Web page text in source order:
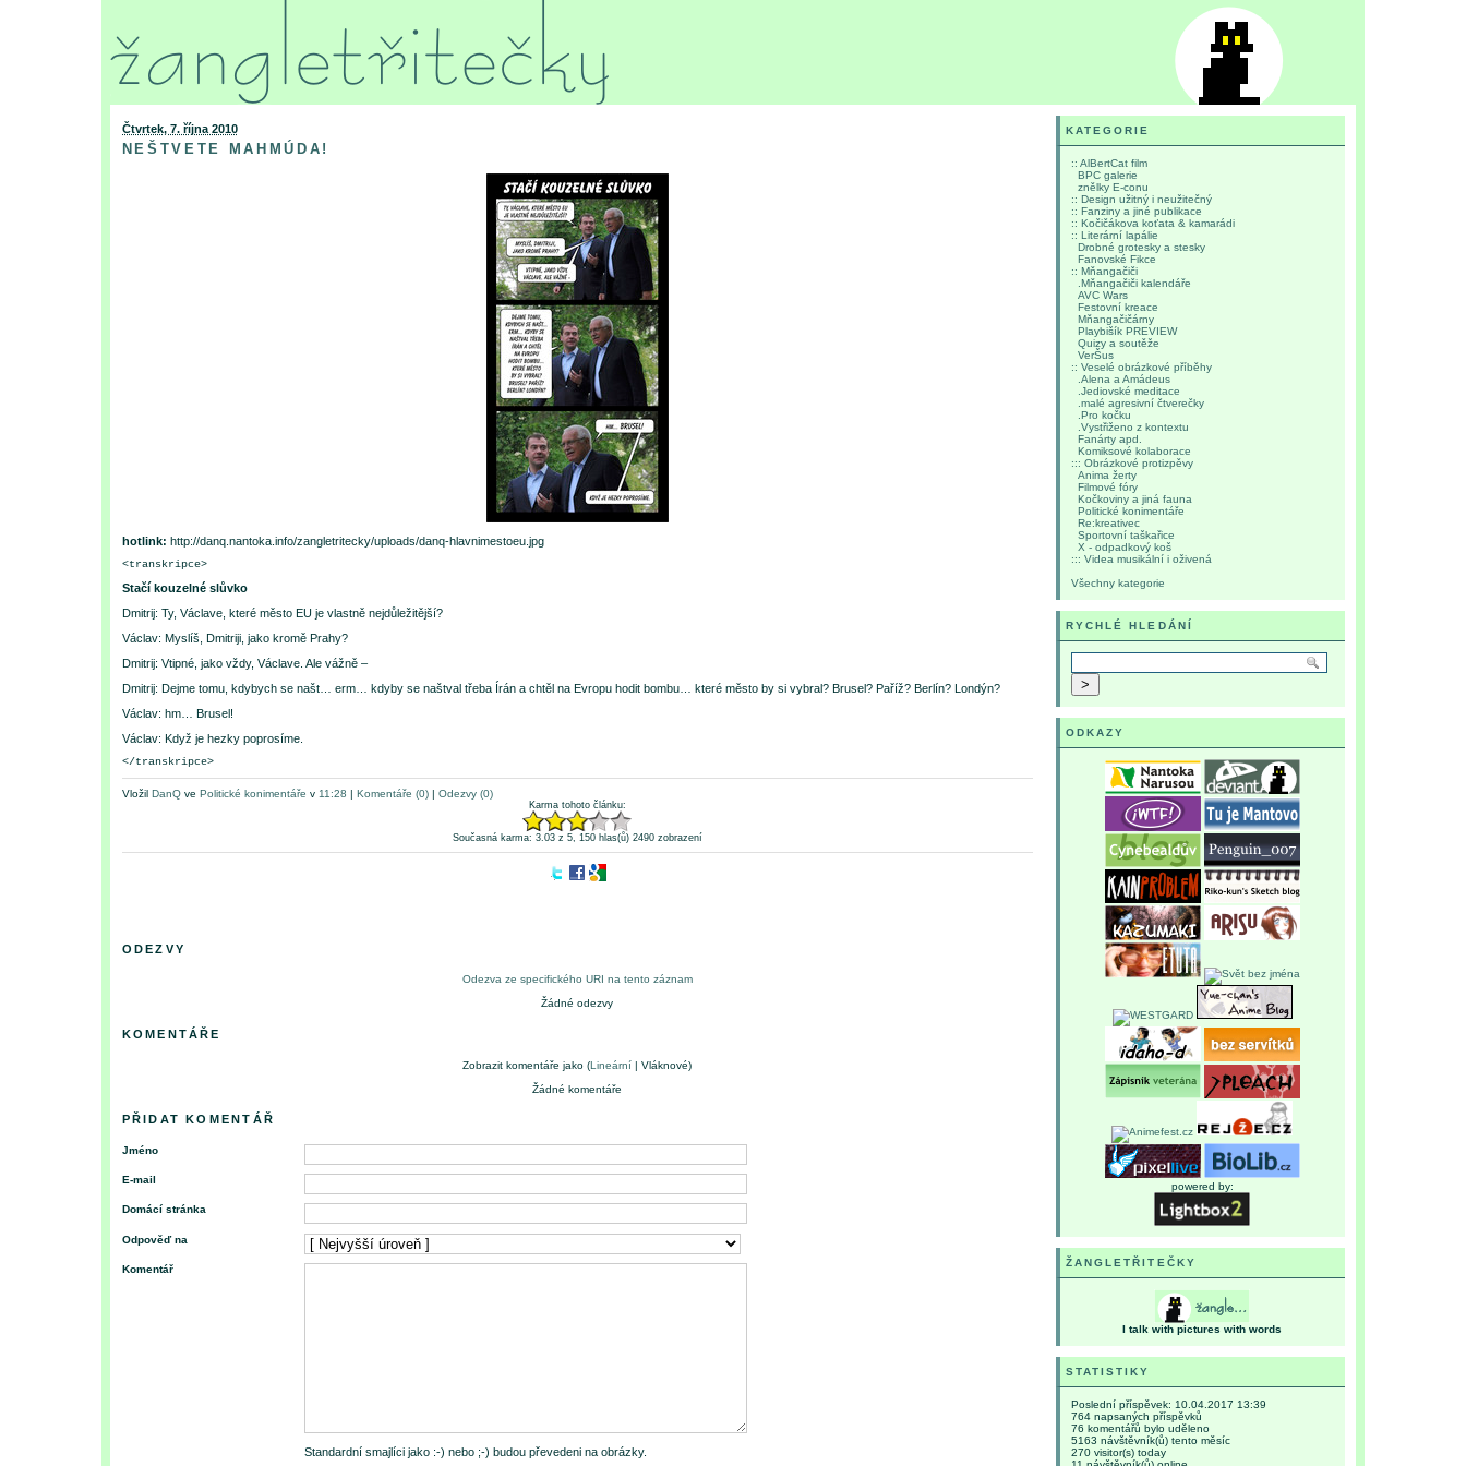
Čtvrtek, 7. října 2010
NEŠTVETE MAHMÚDA!
hotlink: http://danq.nantoka.info/zangletritecky/uploads/danq-hlavnimestoeu.jpg
<transkripce>
Stačí kouzelné slůvko
Dmitrij: Ty, Václave, které město EU je vlastně nejdůležitější?
Václav: Myslíš, Dmitriji, jako kromě Prahy?
Dmitrij: Vtipné, jako vždy, Václave. Ale vážně –
Dmitrij: Dejme tomu, kdybych se našt… erm… kdyby se naštval třeba Írán a chtěl na Evropu hodit bombu… které město by si vybral? Brusel? Paříž? Berlín? Londýn?
Václav: hm… Brusel!
Václav: Když je hezky poprosíme.
</transkripce>
Vložil DanQve Politické konimentáře v 11:28 | Komentáře (0)| Odezvy (0)
Karma tohoto článku:
Současná karma: 3.03 z 5, 150 hlas(ů)2490 zobrazení
ODEZVY
Odezva ze specifického URI na tento záznam
Žádné odezvy
KOMENTÁŘE
Zobrazit komentáře jako (Lineární | Vláknové)
Žádné komentáře
PŘIDAT KOMENTÁŘ
Jméno
E-mail
Domácí stránka
Odpověď na
Komentář
Standardní smajlíci jako :-) nebo ;-) budou převedeni na obrázky.
KATEGORIE
:: AlBertCat film
BPC galerie
znělky E-conu
:: Design užitný i neužitečný
:: Fanziny a jiné publikace
:: Kočičákova koťata & kamarádi
:: Literární lapálie
Drobné grotesky a stesky
Fanovské Fikce
:: Mňangačiči
.Mňangačiči kalendáře
AVC Wars
Festovní kreace
Mňangačičárny
Playbišík PREVIEW
Quizy a soutěže
VerŠus
:: Veselé obrázkové příběhy
.Alena a Amádeus
.Jediovské meditace
.malé agresivní čtverečky
.Pro kočku
.Vystřiženo z kontextu
Fanárty apd.
Komiksové kolaborace
::: Obrázkové protizpěvy
Anima žerty
Filmové fóry
Kočkoviny a jiná fauna
Politické konimentáře
Re:kreativec
Sportovní taškařice
X - odpadkový koš
::: Videa musikální i oživená
Všechny kategorie
RYCHLÉ HLEDÁNÍ
ODKAZY
powered by:
ŽANGLETŘITEČKY
I talk with pictures with words
STATISTIKY
Poslední příspěvek: 10.04.2017 13:39
764napsaných příspěvků
76 komentářů bylo uděleno
5163 návštěvník(ů) tento měsíc
270visitor(s) today